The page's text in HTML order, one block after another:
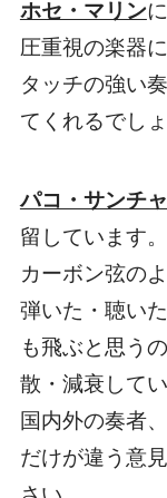
ホセ・マリン
圧重視の楽器
タッチの強い
てくれるでしょ
パコ・サンチ
留しています。
カーボン弦の
弾いた・聴い
も飛ぶと思う
散・減衰して
国内外の奏者
だけが違う意